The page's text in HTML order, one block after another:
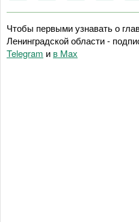
Чтобы первыми узнавать о
Ленинградской области -
Telegram и в Maх